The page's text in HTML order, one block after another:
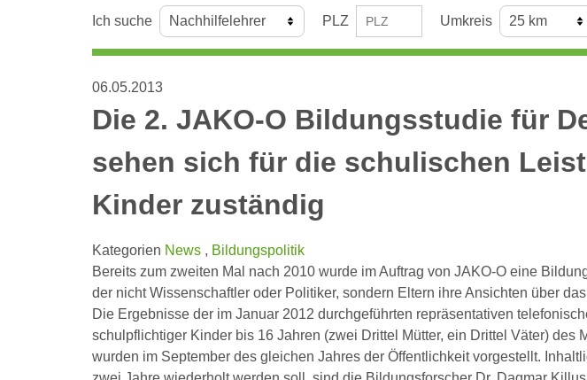
Ich suche PLZ Umkreis
06.05.2013
Die 2. JAKO-O Bildungsstudie für
sehen sich für die schulischen
Kinder zuständig
Kategorien News , Bildungspolitik
Bereits zum zweiten Mal nach 2010 wurde im Auftrag von JAKO-O eine
der nicht Wissenschaftler oder Politiker, sondern Eltern ihre Ansichten über
Die Ergebnisse der im Januar 2012 durchgeführten repräsentativen
schulpflichtiger Kinder bis 16 Jahren (zwei Drittel Mütter, ein Drittel Väter) des
wurden im September des gleichen Jahres der Öffentlichkeit vorgestellt.